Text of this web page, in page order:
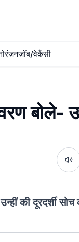
जॉब/वेकैंसी
बोले-
की दूरदर्शी सोच